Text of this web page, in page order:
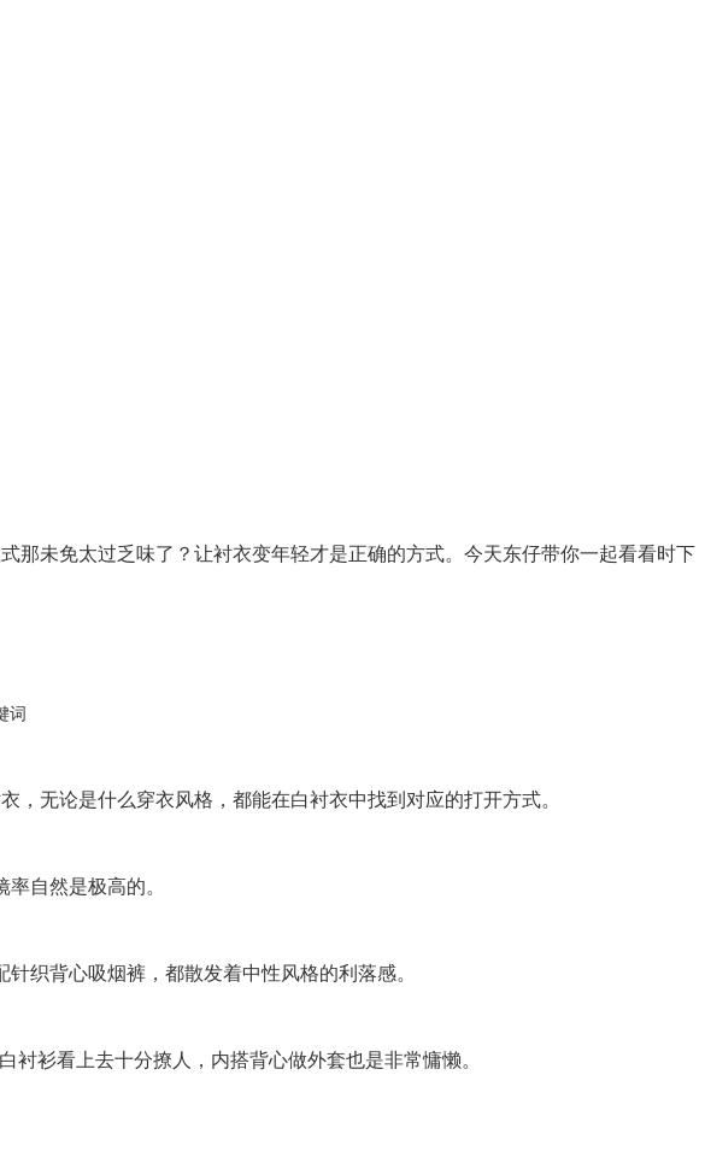
未免太过乏味了？让衬衣变年轻才是正确的方式。今天东仔带你一起看看时下
词
无论是什么穿衣风格，都能在白衬衣中找到对应的打开方式。
自然是极高的。
织背心吸烟裤，都散发着中性风格的利落感。
衫看上去十分撩人，内搭背心做外套也是非常慵懒。